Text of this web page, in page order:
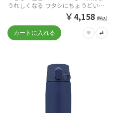
うれしくなる ワタシにちょうどいい
￥4,158 (税込)